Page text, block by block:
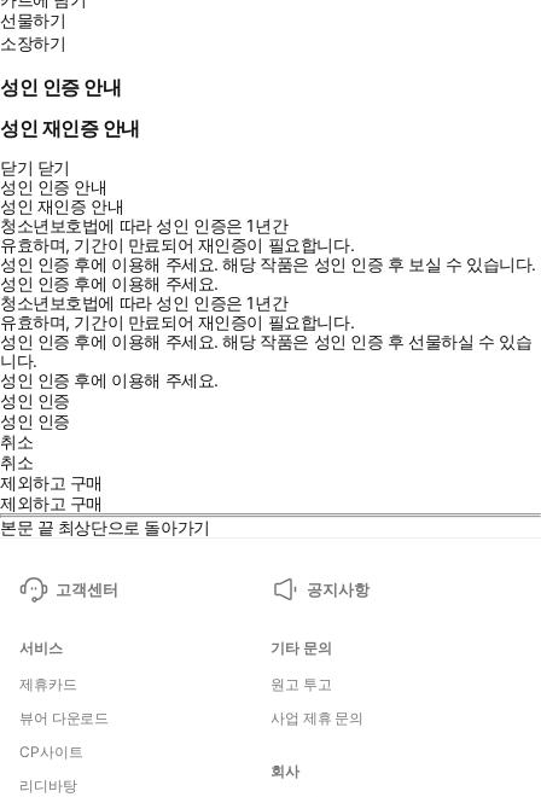
선물하기
소장하기
성인 인증 안내
성인 재인증 안내
닫기 닫기
성인 인증 안내
성인 재인증 안내
청소년보호법에 따라 성인 인증은 1년간
유효하며, 기간이 만료되어 재인증이 필요합니다.
성인 인증 후에 이용해 주세요.해당 작품은 성인 인증 후 보실 수 있습니다.
성인 인증 후에 이용해 주세요.
청소년보호법에 따라 성인 인증은 1년간
유효하며, 기간이 만료되어 재인증이 필요합니다.
성인 인증 후에 이용해 주세요.해당 작품은 성인 인증 후 선물하실 수 있습
니다.
성인 인증 후에 이용해 주세요.
성인 인증
성인 인증
취소
취소
제외하고 구매
제외하고 구매
본문 끝 최상단으로 돌아가기
고객센터 공지사항
서비스
제휴카드
뷰어 다운로드
CP사이트
리디바탕
기타 문의
원고 투고
사업 제휴 문의
회사